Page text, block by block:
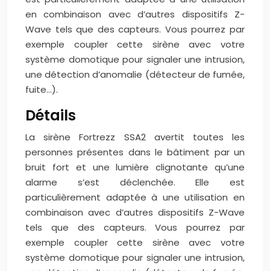
en combinaison avec d’autres dispositifs Z-
Wave tels que des capteurs. Vous pourrez par
exemple coupler cette sirène avec votre
système domotique pour signaler une intrusion,
une détection d’anomalie (détecteur de fumée,
fuite…).
Détails
La sirène Fortrezz SSA2 avertit toutes les
personnes présentes dans le bâtiment par un
bruit fort et une lumière clignotante qu’une
alarme s’est déclenchée. Elle est
particulièrement adaptée à une utilisation en
combinaison avec d’autres dispositifs Z-Wave
tels que des capteurs. Vous pourrez par
exemple coupler cette sirène avec votre
système domotique pour signaler une intrusion,